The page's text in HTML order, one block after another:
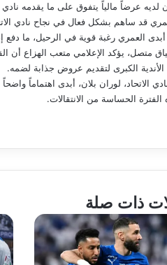
لديه عرضاً مالياً يتفوق على ما يقدمه نادي
قد ساهم بشكل فعال في نجاح نادي
أبدى العمري رغبة قوية في الرحيل، ما دفع
متصل، يؤكد الإعلامي متعب الهزاع أن
الأندية الكبرى لتقديم عروض جذابة لضمه.
الاتحاد، لوران بلان، أبدى اهتماماً
الحساسة من الانتقالات.
ذات صلة